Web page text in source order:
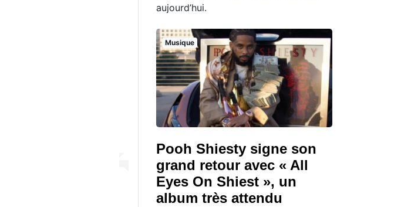
aujourd’hui.
Musique
Pooh Shiesty signe son
grand retour avec « All
Eyes On Shiest », un
album très attendu